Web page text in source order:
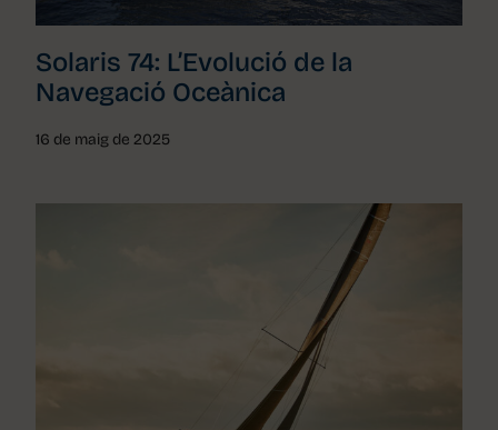
Solaris 74: L’Evolució de la
Navegació Oceànica
16 de maig de 2025